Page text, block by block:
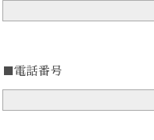
■電話番号